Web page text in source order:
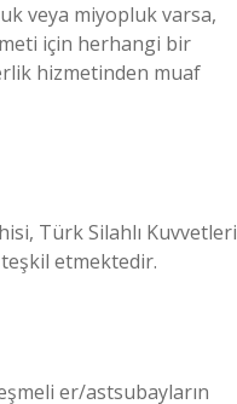
veya miyopluk varsa,
için herhangi bir
hizmetinden muaf
Türk Silahlı Kuvvetleri
etmektedir.
er/astsubayların